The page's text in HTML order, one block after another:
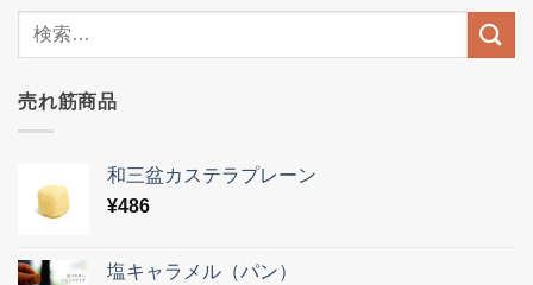
売れ筋商品
和三盆カステラプレーン
¥486
塩キャラメル（パン）